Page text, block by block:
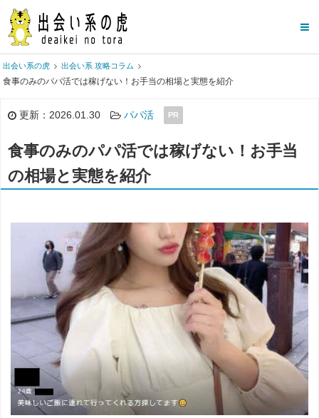
出会い系の虎 出会い系 攻略コラム
食事のみのパパ活では稼げない！お手当の相場と実態を紹介
更新：2026.01.30 パパ活 PR
食事のみのパパ活では稼げない！お手当
の相場と実態を紹介